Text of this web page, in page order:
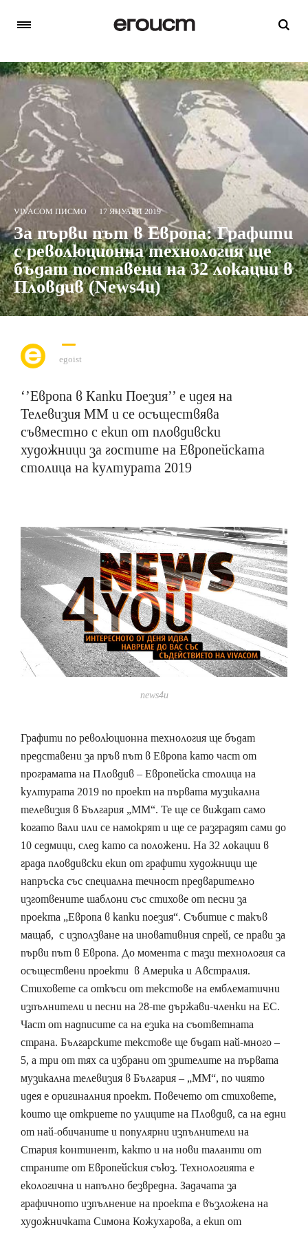
VIVACOM ПИСМО 17 ЯНУАРИ 2019
За първи път в Европа: Графити
с революционна технология ще
бъдат поставени на 32 локации в
Пловдив (News4u)
egoist
‘’Европа в Капки Поезия’’ е идея на
Телевизия ММ и се осъществява
съвместно с екип от пловдивски
художници за гостите на Европейската
столица на културата 2019
news4u
Графити по революционна технология ще бъдат
представени за пръв път в Европа като част от
програмата на Пловдив – Европейска столица на
културата 2019 по проект на първата музикална
телевизия в България „ММ“. Те ще се виждат само
когато вали или се намокрят и ще се разградят сами до
10 седмици, след като са положени. На 32 локации в
града пловдивски екип от графити художници ще
напръска със специална течност предварително
изготвените шаблони със стихове от песни за
проекта „Европа в капки поезия“. Събитие с такъв
мащаб, с използване на иновативния спрей, се прави за
първи път в Европа. До момента с тази технология са
осъществени проекти в Америка и Австралия.
Стиховете са откъси от текстове на емблематични
изпълнители и песни на 28-те държави-членки на ЕС.
Част от надписите са на езика на съответната
страна. Българските текстове ще бъдат най-много –
5, а три от тях са избрани от зрителите на първата
музикална телевизия в България – „MM“, по чиято
идея е оригиналния проект. Повечето от стиховете,
които ще откриете по улиците на Пловдив, са на едни
от най-обичаните и популярни изпълнители на
Стария континент, както и на нови таланти от
страните от Европейския съюз. Технологията е
екологична и напълно безвредна. Задачата за
графичното изпълнение на проекта е възложена на
художничката Симона Кожухарова, а екип от